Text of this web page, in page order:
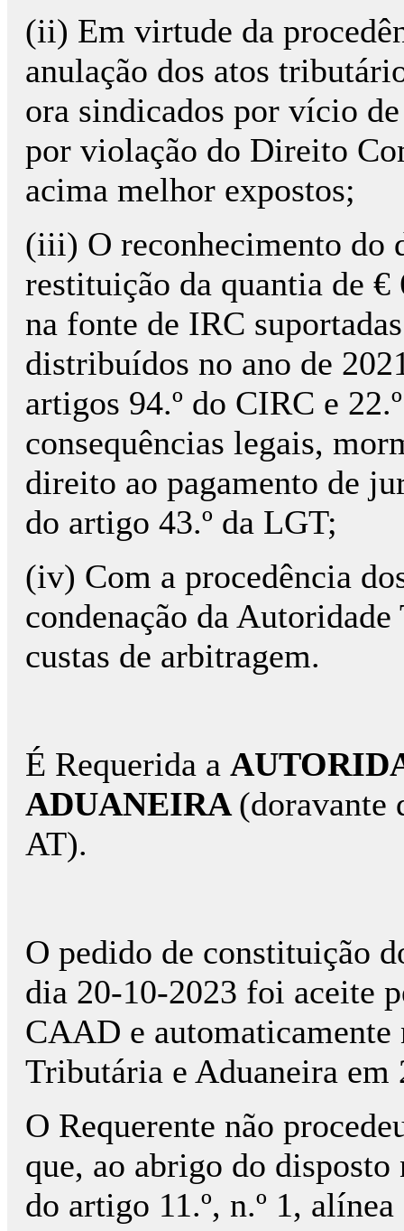
(ii) Em virtude da
anulação dos atos
ora sindicados por vício
por violação do Direito
acima melhor expostos;
(iii) O reconhecimento do
restituição da quantia de
na fonte de IRC
distribuídos no ano de
artigos 94.º do CIRC e
consequências legais,
direito ao pagamento de
do artigo 43.º da LGT;
(iv) Com a procedência
condenação da
custas de arbitragem.
É Requerida a
ADUANEIRA (doravante
AT).
O pedido de constituição
dia 20-10-2023 foi aceite
CAAD e
Tributária e Aduaneira em
O Requerente não
que, ao abrigo do disposto
do artigo 11.º, n.º 1,